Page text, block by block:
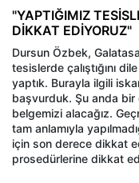
"YAPTIĞIMIZ
DİKKAT EDİYORUZ"
Dursun Özbek,
tesislerde çalıştığını
yaptık. Burayla ilgili
başvurduk. Şu anda bir
belgemizi alacağız.
tam anlamıyla
için son derece dikkat
prosedürlerine dikkat